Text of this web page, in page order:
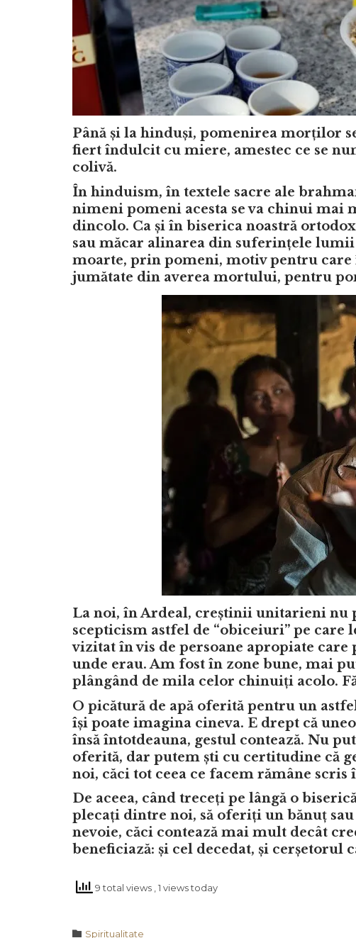
Până și la hinduși, pomenirea morților
fiert îndulcit cu miere, amestec ce se
colivă.
În hinduism, în textele sacre ale
nimeni pomeni acesta se va chinui
dincolo. Ca și în biserica noastră
sau măcar alinarea din suferințele
moarte, prin pomeni, motiv pentru
jumătate din averea mortului, pentru
La noi, în Ardeal, creștinii unitarieni nu
scepticism astfel de “obiceiuri” pe
vizitat în vis de persoane apropiate care
unde erau. Am fost în zone bune, mai
plângând de mila celor chinuiți acolo.
O picătură de apă oferită pentru un
își poate imagina cineva. E drept că
însă întotdeauna, gestul contează. Nu
oferită, dar putem ști cu certitudine că
noi, căci tot ceea ce facem rămâne scris
De aceea, când treceți pe lângă o
plecați dintre noi, să oferiți un bănuț
nevoie, căci contează mai mult decât
beneficiază: și cel decedat, și
9 total views , 1 views today
 Category
Spiritualitate